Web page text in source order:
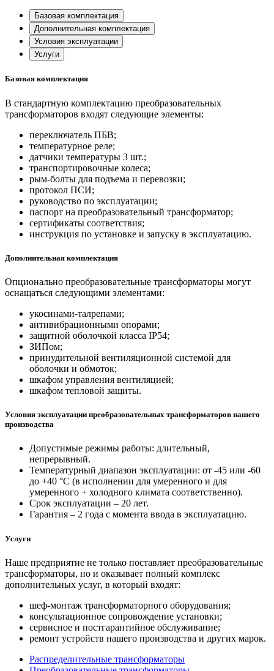
Базовая комплектация
Дополнительная комплектация
Условия эксплуатации
Услуги
Базовая комплектация
В стандартную комплектацию преобразовательных
трансформаторов входят следующие элементы:
переключатель ПБВ;
температурное реле;
датчики температуры 3 шт.;
транспортировочные колеса;
рым-болты для подъема и перевозки;
протокол ПСИ;
руководство по эксплуатации;
паспорт на преобразовательный трансформатор;
сертификаты соответствия;
инструкция по установке и запуску в эксплуатацию.
Дополнительная комплектация
Опционально преобразовательные трансформаторы могут
оснащаться следующими элементами:
укосинами-талрепами;
антивибрационными опорами;
защитной оболочкой класса IP54;
ЗИПом;
принудительной вентиляционной системой для
оболочки и обмоток;
шкафом управления вентиляцией;
шкафом тепловой защиты.
Условия эксплуатации преобразовательных трансформаторов нашего
производства
Допустимые режимы работы: длительный,
непрерывный.
Температурный диапазон эксплуатации: от -45 или -60
до +40 °С (в исполнении для умеренного и для
умеренного + холодного климата соответственно).
Срок эксплуатации – 20 лет.
Гарантия – 2 года с момента ввода в эксплуатацию.
Услуги
Наше предприятие не только поставляет преобразовательные
трансформаторы, но и оказывает полный комплекс
дополнительных услуг, в который входят:
шеф-монтаж трансформаторного оборудования;
консультационное сопровождение установки;
сервисное и постгарантийное обслуживание;
ремонт устройств нашего производства и других марок.
Распределительные трансформаторы